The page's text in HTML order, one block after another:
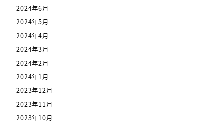
2024年6月
2024年5月
2024年4月
2024年3月
2024年2月
2024年1月
2023年12月
2023年11月
2023年10月